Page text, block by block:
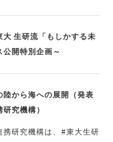
大 生研流「もしかする未
開特別企画～
陸から海への展開（発表
究機構）
研究機構は、#東大生研